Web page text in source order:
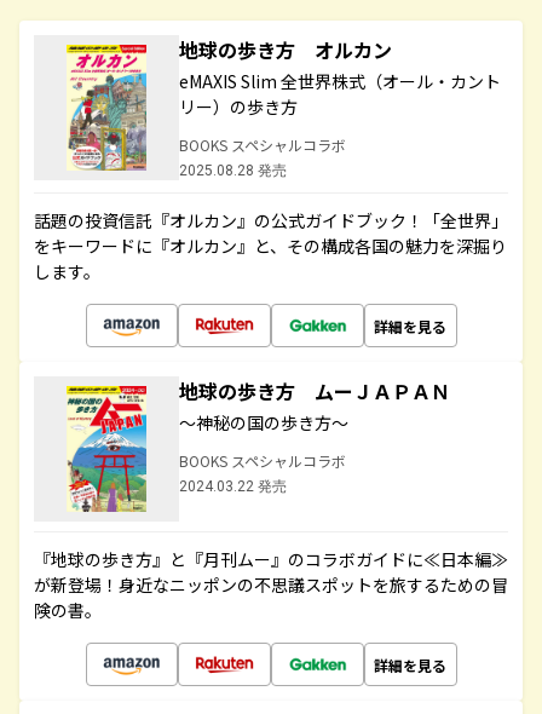
地球の歩き方 オルカン
eMAXIS Slim 全世界株式（オール・カント
リー）の歩き方
BOOKS スペシャルコラボ
2025.08.28 発売
話題の投資信託『オルカン』の公式ガイドブック！「全世界」
をキーワードに『オルカン』と、その構成各国の魅力を深掘り
します。
詳細を見る
地球の歩き方 ムーＪＡＰＡＮ
～神秘の国の歩き方～
BOOKS スペシャルコラボ
2024.03.22 発売
『地球の歩き方』と『月刊ムー』のコラボガイドに≪日本編≫
が新登場！身近なニッポンの不思議スポットを旅するための冒
険の書。
詳細を見る